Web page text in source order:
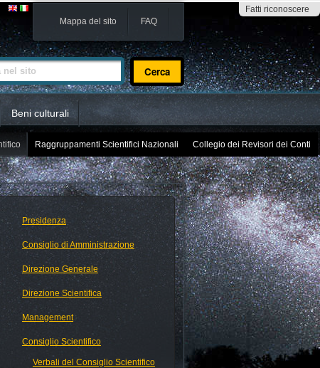
Fatti riconoscere
Mappa del sito FAQ
Beni culturali
Raggruppamenti Scientifici Nazionali Collegio dei Revisori dei Conti
Presidenza
Consiglio di Amministrazione
Direzione Generale
Direzione Scientifica
Management
Consiglio Scientifico
Verbali del Consiglio Scientifico